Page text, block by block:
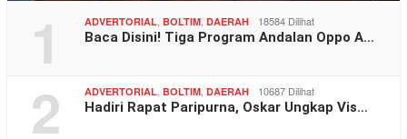
1 ADVERTORIAL BOLTIM DAERAH 18584 Dilihat
Baca Disini! Tiga Program Andalan Oppo A…
2 ADVERTORIAL BOLTIM DAERAH 10687 Dilihat
Hadiri Rapat Paripurna, Oskar Ungkap Vis…